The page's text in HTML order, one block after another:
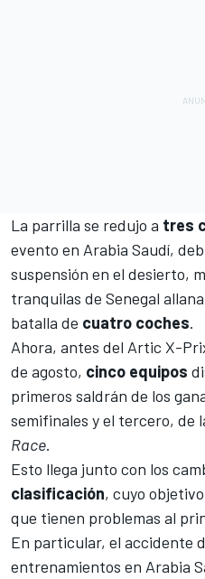
La parrilla se redujo a tres
evento en Arabia Saudí,
suspensión en el desierto,
tranquilas de Senegal
batalla de cuatro coches.
Ahora, antes del Artic X-
de agosto, cinco equipos
primeros saldrán de los
semifinales y el tercero, de
Race.
Esto llega junto con los
clasificación, cuyo
que tienen problemas al
En particular, el accidente
entrenamientos en Arabia